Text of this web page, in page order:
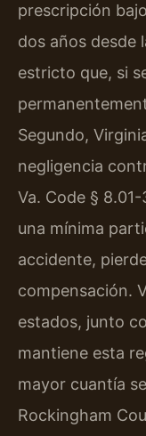
prescripción
dos años desde
estricto que, si
Segundo,
negligencia
Va. Code §
una mínima
accidente,
compensación.
estados, junto
mantiene esta
mayor cuantía
Rockingham